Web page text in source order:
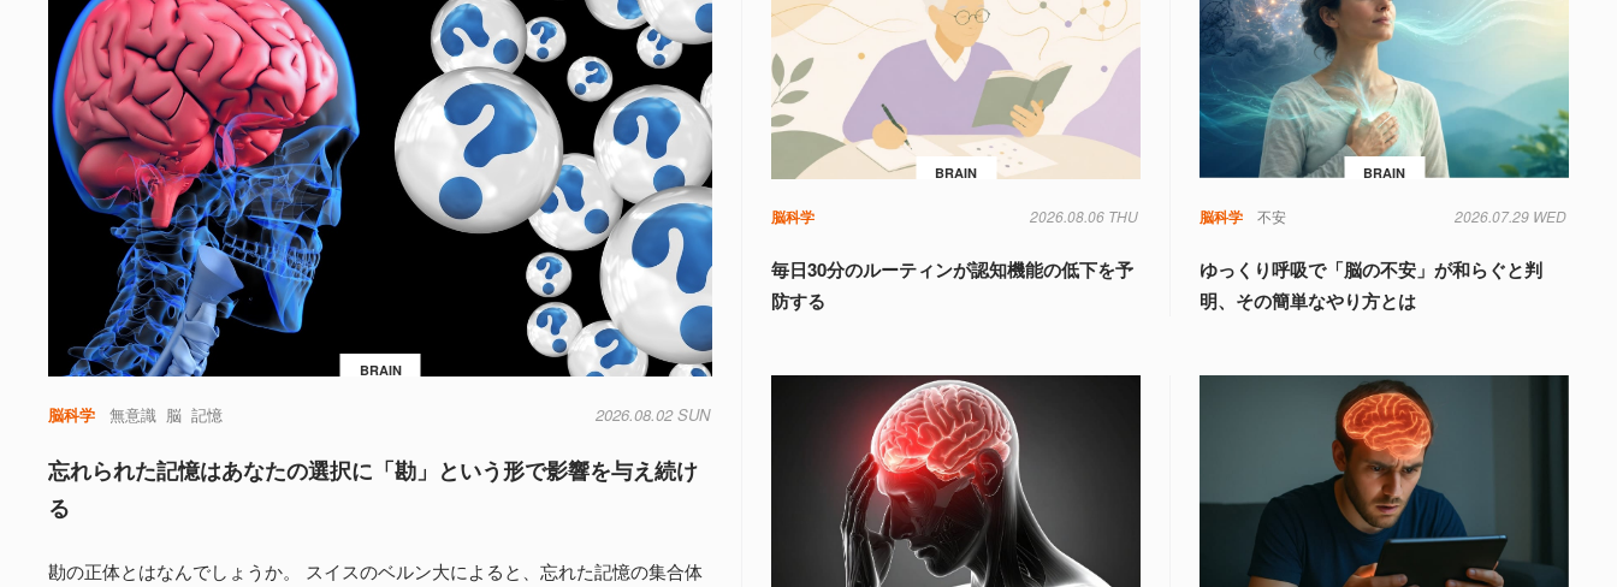
BRAIN
脳科学 無意識 脳 記憶 2026.08.02 SUN
忘れられた記憶はあなたの選択に「勘」という形で影響を与え続け
る
勘の正体とはなんでしょうか。 スイスのベルン大によると、忘れた記憶の集合体
BRAIN
脳科学 2026.08.06 THU
毎日30分のルーティンが認知機能の低下を予
防する
BRAIN
脳科学 不安 2026.07.29 WED
ゆっくり呼吸で「脳の不安」が和らぐと判
明、その簡単なやり方とは